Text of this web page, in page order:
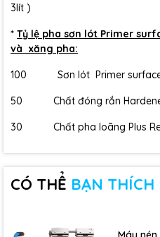
3lít )
* Tỷ lệ pha sơn lót Primer
và xăng pha:
100 Sơn lót Primer
50 Chất đóng rắn
30 Chất pha loãng Plus
CÓ THỂ BẠN THÍCH